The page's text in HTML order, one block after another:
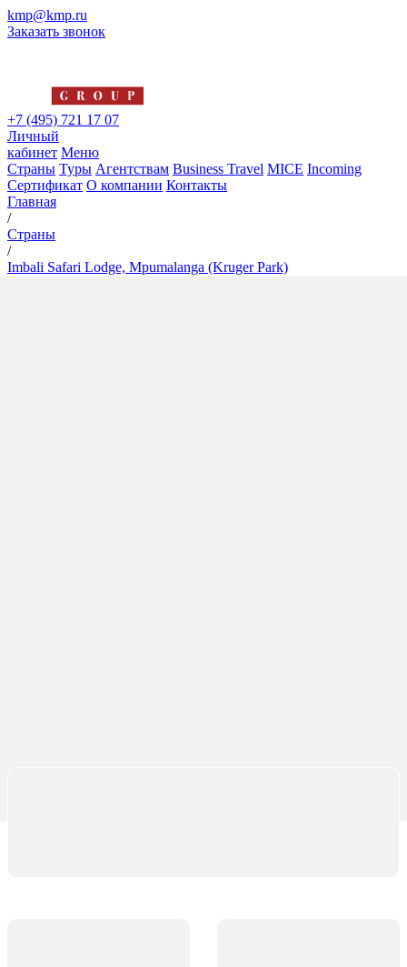
kmp@kmp.ru
Заказать звонок
+7 (495) 721 17 07
Личный
кабинет Меню
Страны Туры Агентствам Business Travel MICE Incoming
Сертификат О компании Контакты
Главная
/
Страны
/
Imbali Safari Lodge, Mpumalanga (Kruger Park)